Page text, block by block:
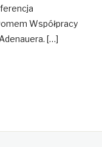
Współpracy
[…]